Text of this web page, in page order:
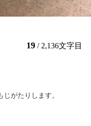
19 / 2,136文字目
がたりします。